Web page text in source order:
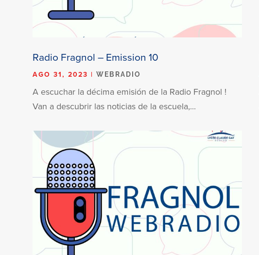
Radio Fragnol – Emission 10
AGO 31, 2023 |WEBRADIO
A escuchar la décima emisión de la Radio Fragnol !
Van a descubrir las noticias de la escuela,...